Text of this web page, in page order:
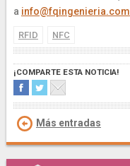
a info@fqingenieria.com
RFID NFC
¡COMPARTE ESTA NOTICIA!
Más entradas